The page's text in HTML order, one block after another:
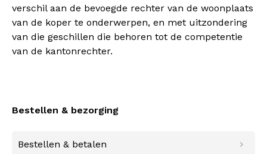
verschil aan de bevoegde rechter van de woonplaats
van de koper te onderwerpen, en met uitzondering
van die geschillen die behoren tot de competentie
van de kantonrechter.
Bestellen & bezorging
Bestellen & betalen